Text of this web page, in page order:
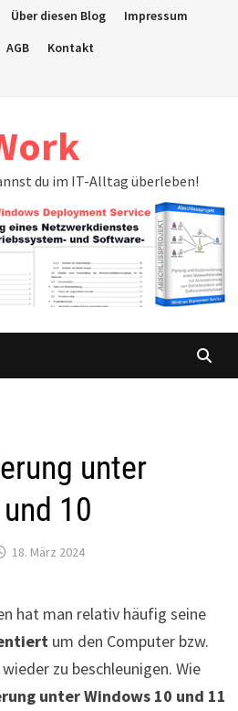
Über diesen Blog
Impressum
AGB
Kontakt
du im IT-Alltag überleben!
unter
10
18. März 2024
hat man relativ häufig seine
um den Computer bzw.
zu beschleunigen. Wie
unter Windows 10 und 11